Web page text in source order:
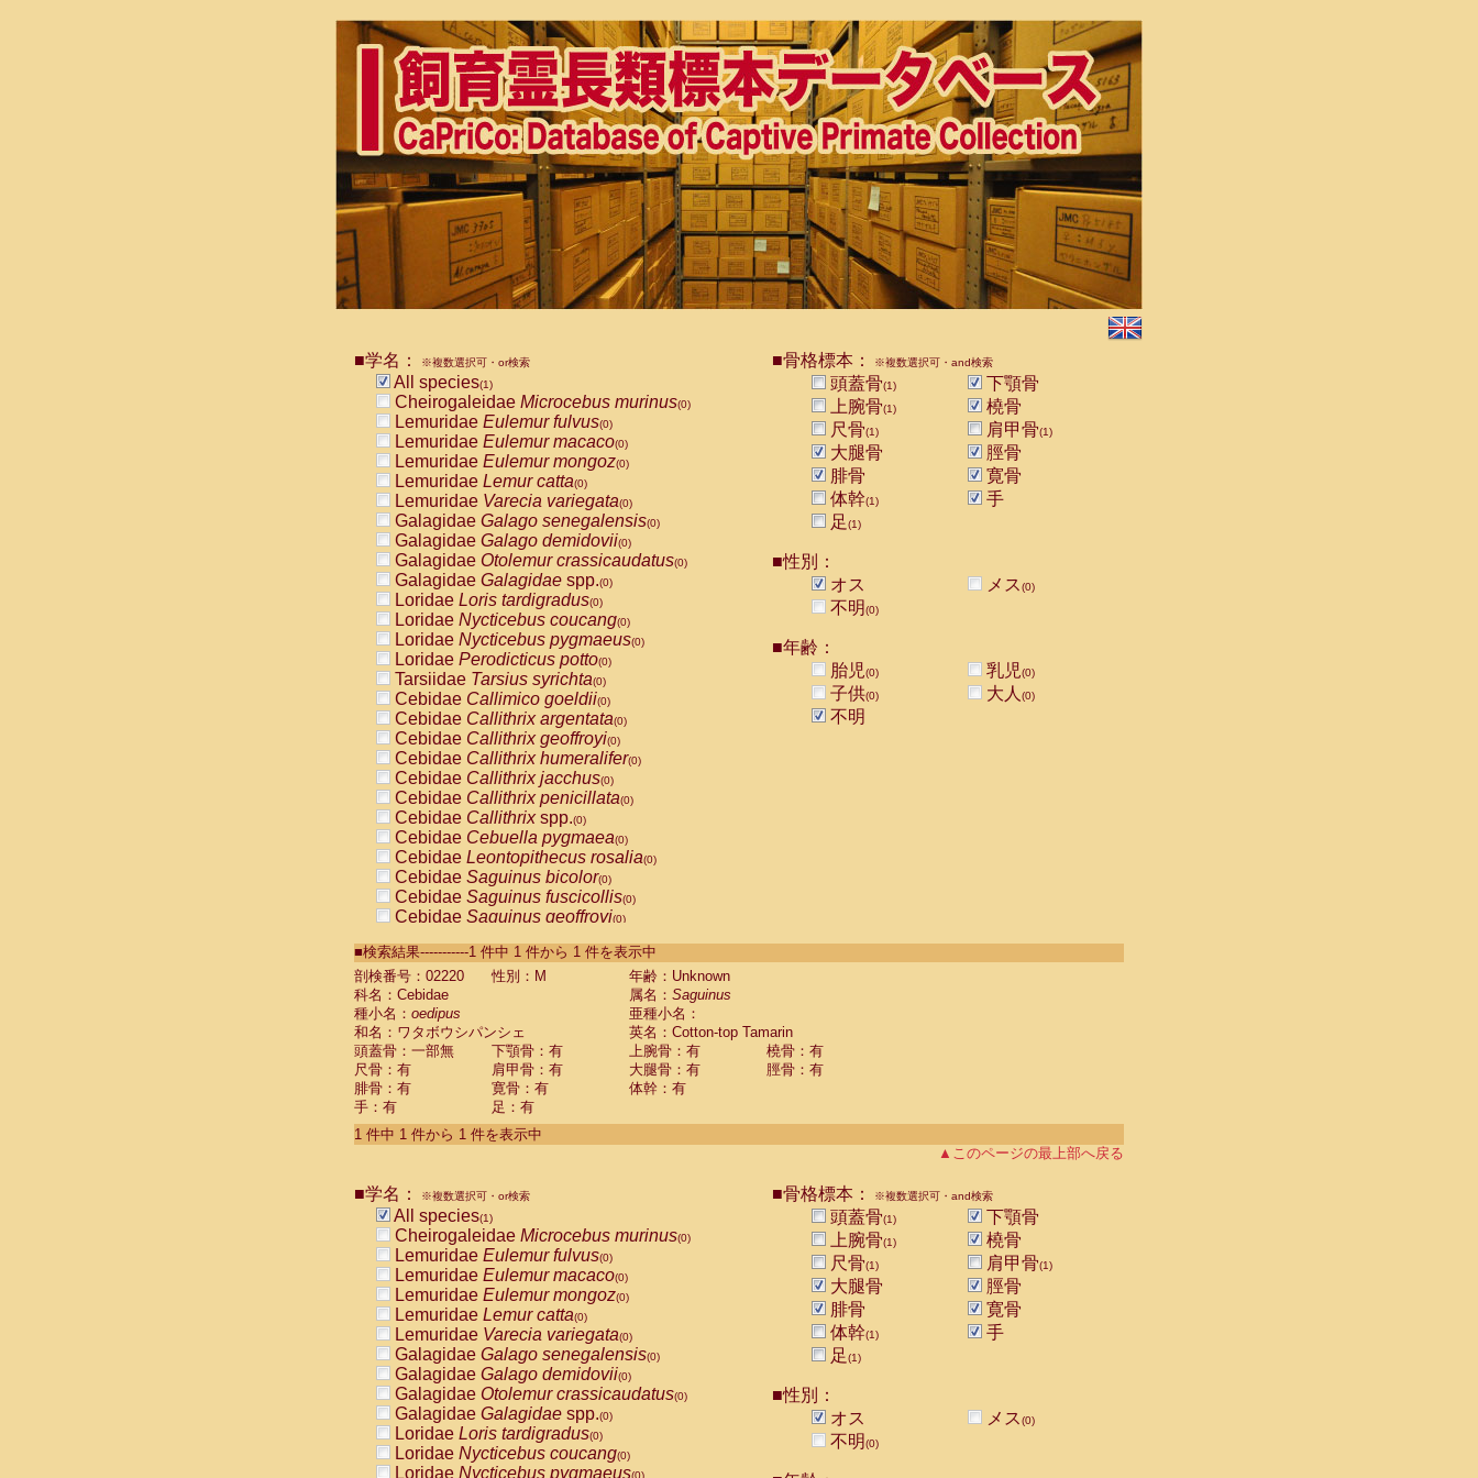
■学名： ※複数選択可・or検索
All species(1)
Cheirogaleidae Microcebus murinus(0)
Lemuridae Eulemur fulvus(0)
Lemuridae Eulemur macaco(0)
Lemuridae Eulemur mongoz(0)
Lemuridae Lemur catta(0)
Lemuridae Varecia variegata(0)
Galagidae Galago senegalensis(0)
Galagidae Galago demidovii(0)
Galagidae Otolemur crassicaudatus(0)
Galagidae Galagidae spp.(0)
Loridae Loris tardigradus(0)
Loridae Nycticebus coucang(0)
Loridae Nycticebus pygmaeus(0)
Loridae Perodicticus potto(0)
Tarsiidae Tarsius syrichta(0)
Cebidae Callimico goeldii(0)
Cebidae Callithrix argentata(0)
Cebidae Callithrix geoffroyi(0)
Cebidae Callithrix humeralifer(0)
Cebidae Callithrix jacchus(0)
Cebidae Callithrix penicillata(0)
Cebidae Callithrixspp.(0)
Cebidae Cebuella pygmaea(0)
Cebidae Leontopithecus rosalia(0)
Cebidae Saguinus bicolor(0)
Cebidae Saguinus fuscicollis(0)
Cebidae Saguinus geoffroyi(0)
CebidaeSaguinus labiatus(0)
Cebidae Saguinus leucopus (0)
Cebidae
Cebidae
CebidaeSaguinus nigricollis (0)
Cebidae Saguinus oedipus
Cebidae Saguinus weddelli
Cebidae Saguinusspp.
Cebidae Aotus trivirgatus
Cebidae Cebus albifrons
CebidaeCebus nigrivittatus
CebidaeCebus
CebidaeSaimiri boliviensis(0)
CebidaeSaimiri sciureus(0)
AtelidaeAlouatta caraya(0)
AtelidaeAlouatta fusca(0)
AtelidaeAlouatta seniculus
AtelidaeAlouattaspp.(0)
AtelidaeAteles belzebuth(0)
AtelidaeAteles geoffroyi(0)
AtelidaeAteles paniscus(0)
AtelidaeAtelesspp.(0)
Atelidae Lagothrix lagothricha
AtelidaeLagothrix lagothricha cana
PitheciidaeCacajao calvus rubicundus
■骨格標本： ※複数選択可・and検索
頭蓋骨(1)
下顎骨
上腕骨(1)
橈骨
尺骨(1) 肩甲骨(1)
大腿骨
脛骨
腓骨
寛骨
体幹(1)
手
足(1)
■性別：
オス
メス(0)
不明(0)
■年齢：
胎児(0) 乳児(0)
子供(0) 大人 (0)
不明
■検索結果-----------1 件中 1 件から 1 件を表示中
剖検番号：02220
性別：M
年齢：Unknown
科名：Cebidae
属名： Saguinus
種小名： oedipus
亜種小名：
和名：ワタボウシパンシェ
英名：Cotton-top Tamarin
頭蓋骨：一部無
下顎骨：有 上腕骨：有
橈骨：有
尺骨：有
肩甲骨：有 大腿骨：有
脛骨：有
腓骨：有
寛骨：有
体幹：有
手：有
足：有
1 件中 1 件から 1 件を表示中
▲このページの最上部へ戻る
■学名： ※複数選択可・or検索
All species(1)
Cheirogaleidae Microcebus murinus(0)
Lemuridae Eulemur fulvus(0)
Lemuridae Eulemur macaco(0)
Lemuridae Eulemur mongoz(0)
Lemuridae Lemur catta(0)
Lemuridae Varecia variegata(0)
Galagidae Galago senegalensis(0)
Galagidae Galago demidovii(0)
Galagidae Otolemur crassicaudatus(0)
Galagidae Galagidae spp.(0)
Loridae Loris tardigradus(0)
Loridae Nycticebus coucang(0)
Loridae Nycticebus pygmaeus(0)
■骨格標本： ※複数選択可・and検索
頭蓋骨(1)
下顎骨
上腕骨(1)
橈骨
尺骨(1) 肩甲骨(1)
大腿骨
脛骨
腓骨
寛骨
体幹(1)
手
足(1)
■性別：
オス
メス(0)
不明(0)